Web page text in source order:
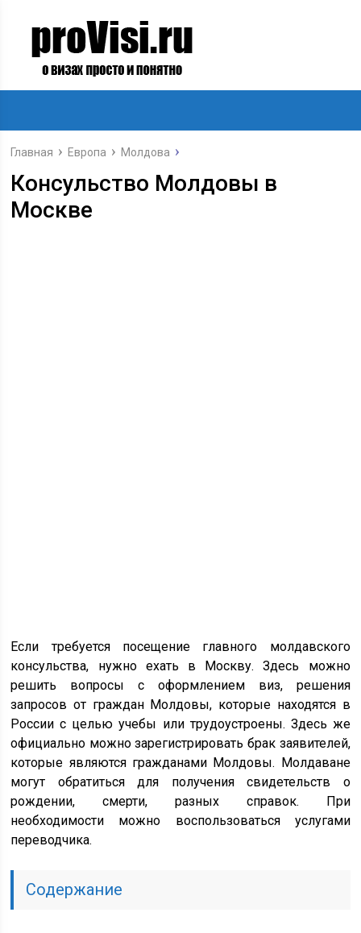
Главная Европа Молдова
Консульство Молдовы в
Москве
Если требуется посещение главного молдавского
консульства, нужно ехать в Москву. Здесь можно
решить вопросы с оформлением виз, решения
запросов от граждан Молдовы, которые находятся в
России с целью учебы или трудоустроены. Здесь же
официально можно зарегистрировать брак заявителей,
которые являются гражданами Молдовы. Молдаване
могут обратиться для получения свидетельств о
рождении, смерти, разных справок. При
необходимости можно воспользоваться услугами
переводчика.
Содержание